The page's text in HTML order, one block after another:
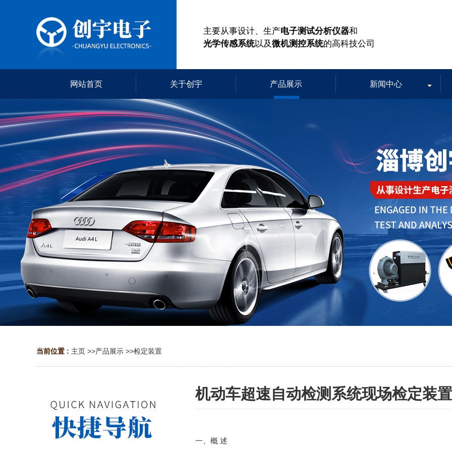
主要从事设计、生产电子测试分析仪器和
光学传感系统以及微机测控系统的高科技公司
网站首页 关于创宇 产品展示 新闻中心
当前位置 : 主页 >>产品展示 >>检定装置
机动车超速自动检测系统现场检定装置
一、概 述